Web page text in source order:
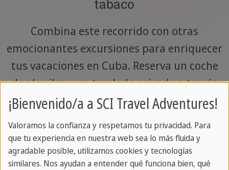
tabaco
Combina este recorrido con otras
emocionantes excursiones para enriquecer
tus vacaciones en Cuba. Reserva un coche
de alquiler o un traslado privado a través
de nosotros para adaptar tu viaje a Cuba a
materials O Ponte en contacto con
nosotros para una oferta personalizada.
¡Bienvenido/a a SCI Travel Adventures!
Valoramos la confianza y respetamos tu privacidad. Para
que tu experiencia en nuestra web sea lo más fluida y
agradable posible, utilizamos cookies y tecnologías
similares. Nos ayudan a entender qué funciona bien, qué